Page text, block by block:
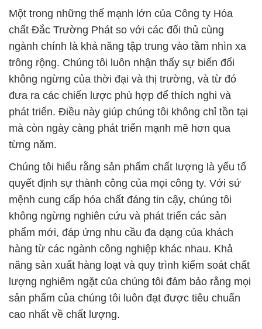
không ngừng của thời đại và thị trường, và từ đó
đưa ra các chiến lược phù hợp để thích nghi và
phát triển. Điều này giúp chúng tôi không chỉ tồn tại
mà còn ngày càng phát triển mạnh mẽ hơn qua
từng năm.
Chúng tôi hiểu rằng sản phẩm chất lượng là yếu tố
quyết định sự thành công của mọi công ty. Với sứ
mệnh cung cấp hóa chất đáng tin cậy, chúng tôi
không ngừng nghiên cứu và phát triển các sản
phẩm mới, đáp ứng nhu cầu đa dạng của khách
hàng từ các ngành công nghiệp khác nhau. Khả
năng sản xuất hàng loạt và quy trình kiểm soát chất
lượng nghiêm ngặt của chúng tôi đảm bảo rằng mọi
sản phẩm của chúng tôi luôn đạt được tiêu chuẩn
cao nhất về chất lượng.
**Sản xuất sơn:**
Chúng tôi tự hào cung cấp các hóa chất đặc biệt để
hỗ trợ ngành sản xuất sơn chất lượng cao. Sơn là
một phần quan trọng trong việc bảo vệ và trang trí